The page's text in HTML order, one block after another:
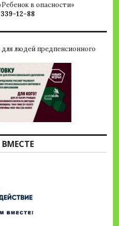
в опасности»
339-12-88
людей предпенсионного